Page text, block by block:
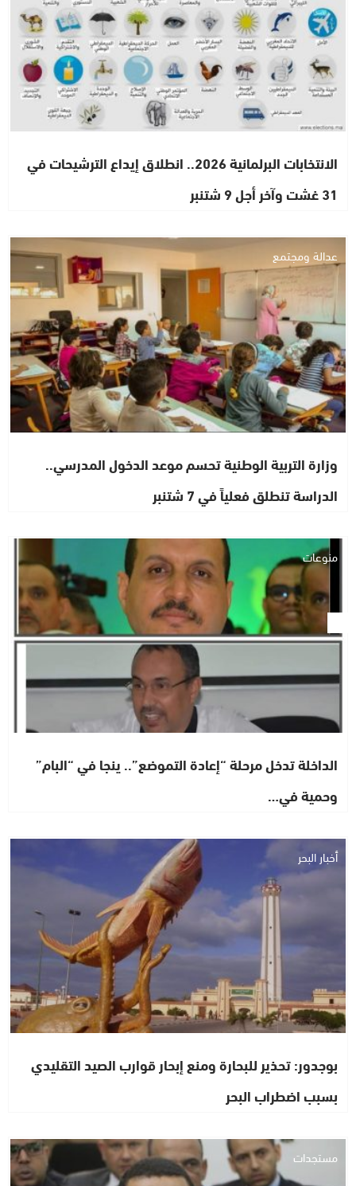
الانتخابات البرلمانية 2026.. انطلاق إيداع الترشيحات في
31 غشت وآخر أجل 9 شتنبر
عدالة ومجتمع
وزارة التربية الوطنية تحسم موعد الدخول المدرسي..
الدراسة تنطلق فعلياً في 7 شتنبر
منوعات
الداخلة تدخل مرحلة “إعادة التموضع”.. ينجا في “البام”
وحمية في…
أخبار البحر
بوجدور: تحذير للبحارة ومنع إبحار قوارب الصيد التقليدي
بسبب اضطراب البحر
مستجدات